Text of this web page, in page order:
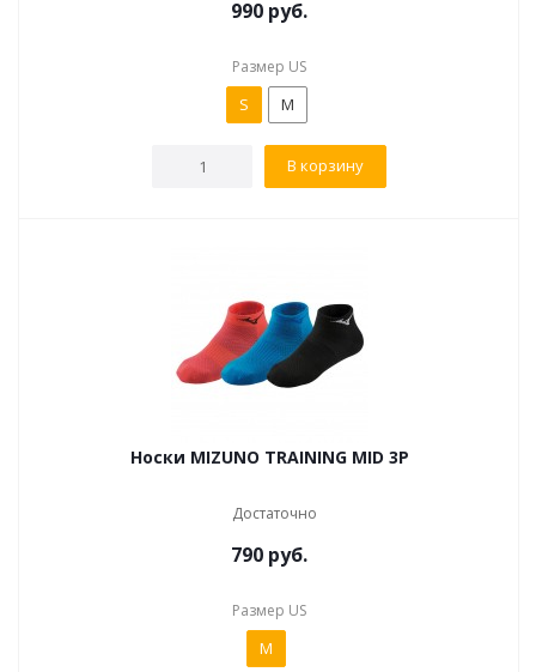
990 руб.
Размер US
S M
В корзину
Носки MIZUNO TRAINING MID 3P
Достаточно
790 руб.
Размер US
M